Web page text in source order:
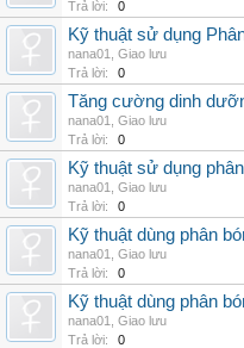
Trả lời:
0
Kỹ thuật sử dụng
nana01
Giao lưu
Trả lời:
0
Tăng cường dinh
nana01
Giao lưu
Trả lời:
0
Kỹ thuật sử dụng
nana01
Giao lưu
Trả lời:
0
Kỹ thuật dùng phân
nana01
Giao lưu
Trả lời:
0
Kỹ thuật dùng phân
nana01
Giao lưu
Trả lời:
0